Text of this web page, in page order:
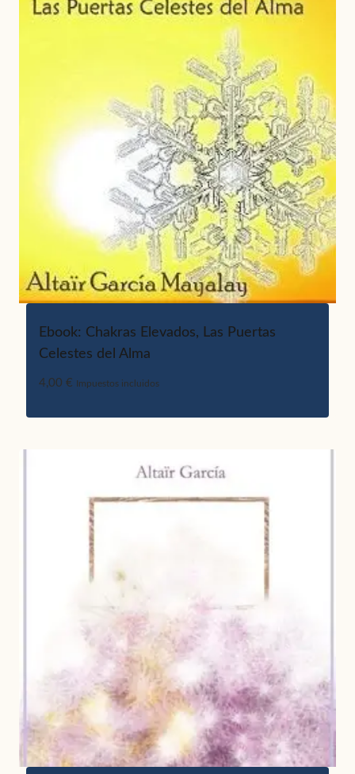
Ebook: Chakras Elevados, Las Puertas
Celestes del Alma
4,00 € Impuestos incluidos